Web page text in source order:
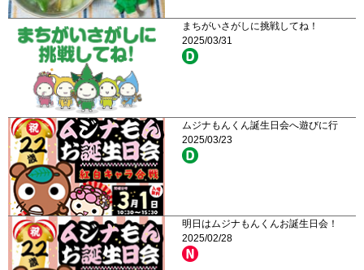
まちがいさがしに挑戦してね！
2025/03/31
ムジナもんくん誕生日会へ遊びに行
2025/03/23
明日はムジナもんくんお誕生日会！
2025/02/28